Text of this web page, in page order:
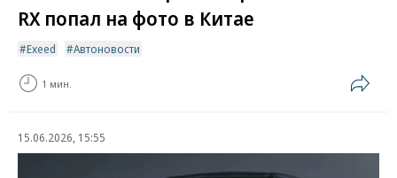
RX попал на фото в Китае
Exeed Автоновости
1 мин.
15.06.2026, 15:55